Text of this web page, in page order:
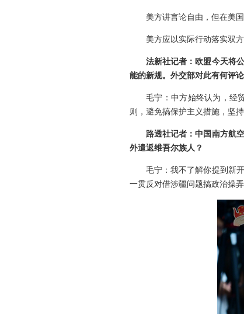
美方讲言论自由，但在美
美方应以实际行动落实双
法新社记者：欧盟今天将
能的新规。外交部对此有何评论
毛宁：中方始终认为，经
则，避免搞保护主义措施，坚
路透社记者：中国南方航
外遣返维吾尔族人？
毛宁：我不了解你提到新
一贯反对借涉疆问题搞政治操弄